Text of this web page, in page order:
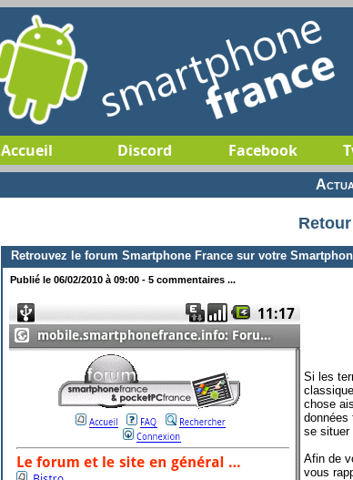
Accueil Discord Facebook
Retrouvez le forum Smartphone France sur votre
Publié le 06/02/2010 à 09:00 - 5 commentaires ...
Si les
chose
données
se situer
Afin de
vous